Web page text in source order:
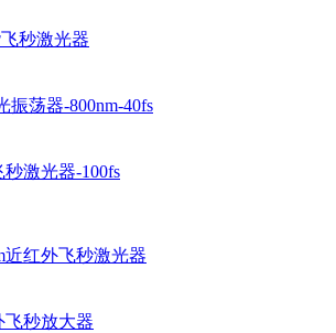
秒激光器
振荡器-800nm-40fs
秒激光器-100fs
近红外飞秒激光器
飞秒放大器